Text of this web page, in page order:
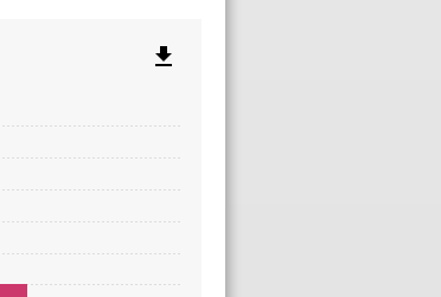
file_download